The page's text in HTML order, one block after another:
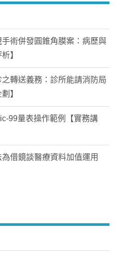
手術併發圓錐角膜案：病歷與
】
轉送義務：診所能請消防局
】
99量表操作範例【實務講
借鏡談醫療資料加值運用